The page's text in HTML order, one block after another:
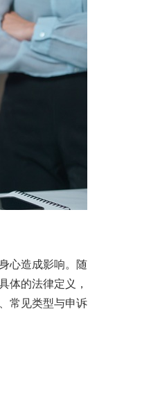
心造成影响。随
体的法律定义，
常见类型与申诉